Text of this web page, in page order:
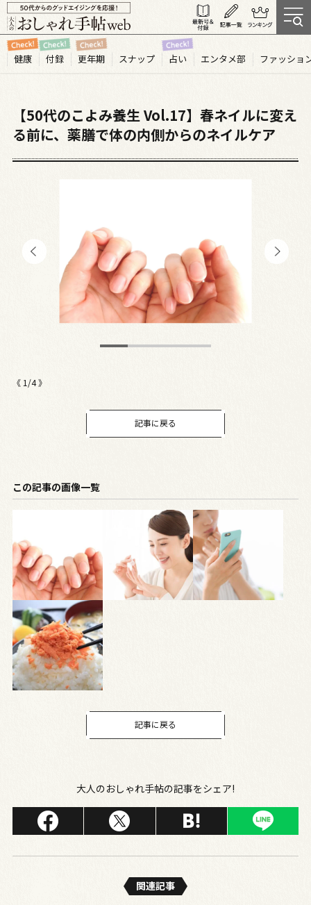
健康 付録 更年期 スナップ 占い エンタメ部 ファッショ
【50代のこよみ養生 Vol.17】春ネイルに変え
る前に、薬膳で体の内側からのネイルケア
《 1 /4》
記事に戻る
この記事の画像一覧
記事に戻る
大人のおしゃれ手帖の記事をシェア!
関連記事